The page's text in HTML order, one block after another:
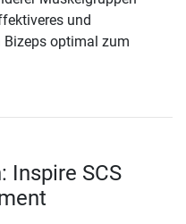
und
Bizeps optimal zum
Inspire SCS